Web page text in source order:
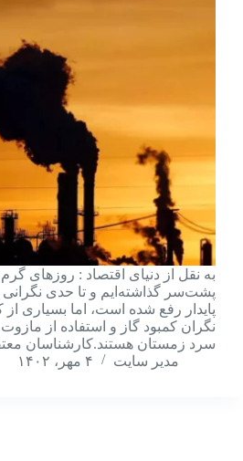
به نقل از دنیای اقتصاد : روزهای گرم
پشت‌‌‌سر گذاشته‌ایم و تا حدی نگرانی
پایدار رفع شده است، اما بسیاری
نگران کمبود گاز و استفاده از
سرد زمستان هستند.کارشناسان
مدیر سایت
۴ مهر، ۱۴۰۲